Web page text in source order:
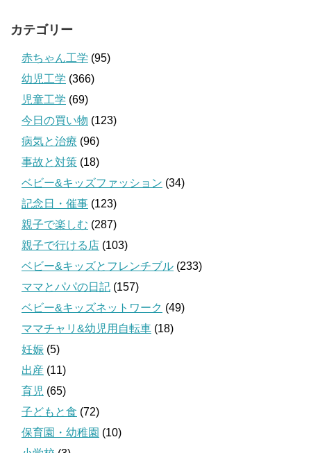
カテゴリー
赤ちゃん工学 (95)
幼児工学 (366)
児童工学 (69)
今日の買い物 (123)
病気と治療 (96)
事故と対策 (18)
ベビー&キッズファッション (34)
記念日・催事 (123)
親子で楽しむ (287)
親子で行ける店 (103)
ベビー&キッズとフレンチブル (233)
ママとパパの日記 (157)
ベビー&キッズネットワーク (49)
ママチャリ&幼児用自転車 (18)
妊娠 (5)
出産 (11)
育児 (65)
子どもと食 (72)
保育園・幼稚園 (10)